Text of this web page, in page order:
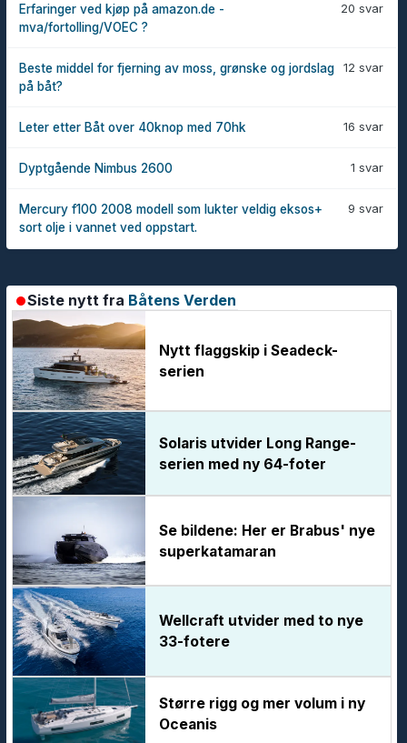
20 svar
Erfaringer ved kjøp på amazon.de -
mva/fortolling/VOEC ?
12 svar
Beste middel for fjerning av moss, grønske og jordslag
på båt?
16 svar
Leter etter Båt over 40knop med 70hk
1 svar
Dyptgående Nimbus 2600
9 svar
Mercury f100 2008 modell som lukter veldig eksos+
sort olje i vannet ved oppstart.
Siste nytt fra Båtens Verden
Nytt flaggskip i Seadeck-
serien
Solaris utvider Long Range-
serien med ny 64-foter
Se bildene: Her er Brabus' nye
superkatamaran
Wellcraft utvider med to nye
33-fotere
Større rigg og mer volum i ny
Oceanis